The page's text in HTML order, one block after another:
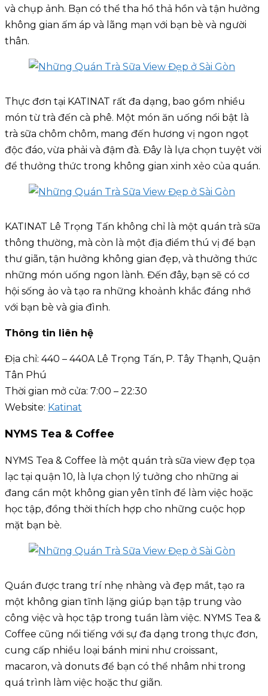
và chụp ảnh. Bạn có thể tha hồ thả hồn và tận hưởng
không gian ấm áp và lãng mạn với bạn bè và người
thân.
Thực đơn tại KATINAT rất đa dạng, bao gồm nhiều
món từ trà đến cà phê. Một món ăn uống nổi bật là
trà sữa chôm chôm, mang đến hương vị ngon ngọt
độc đáo, vừa phải và đậm đà. Đây là lựa chọn tuyệt vời
để thưởng thức trong không gian xinh xẻo của quán.
KATINAT Lê Trọng Tấn không chỉ là một quán trà sữa
thông thường, mà còn là một địa điểm thú vị để bạn
thư giãn, tận hưởng không gian đẹp, và thưởng thức
những món uống ngon lành. Đến đây, bạn sẽ có cơ
hội sống ảo và tạo ra những khoảnh khắc đáng nhớ
với bạn bè và gia đình.
Thông tin liên hệ
Địa chỉ: 440 – 440A Lê Trọng Tấn, P. Tây Thạnh, Quận
Tân Phú
Thời gian mở cửa: 7:00 – 22:30
Website: Katinat
NYMS Tea & Coffee
NYMS Tea & Coffee là một quán trà sữa view đẹp tọa
lạc tại quận 10, là lựa chọn lý tưởng cho những ai
đang cần một không gian yên tĩnh để làm việc hoặc
học tập, đồng thời thích hợp cho những cuộc họp
mặt bạn bè.
Quán được trang trí nhẹ nhàng và đẹp mắt, tạo ra
một không gian tĩnh lặng giúp bạn tập trung vào
công việc và học tập trong tuần làm việc. NYMS Tea &
Coffee cũng nổi tiếng với sự đa dạng trong thực đơn,
cung cấp nhiều loại bánh mini như croissant,
macaron, và donuts để bạn có thể nhâm nhi trong
quá trình làm việc hoặc thư giãn.